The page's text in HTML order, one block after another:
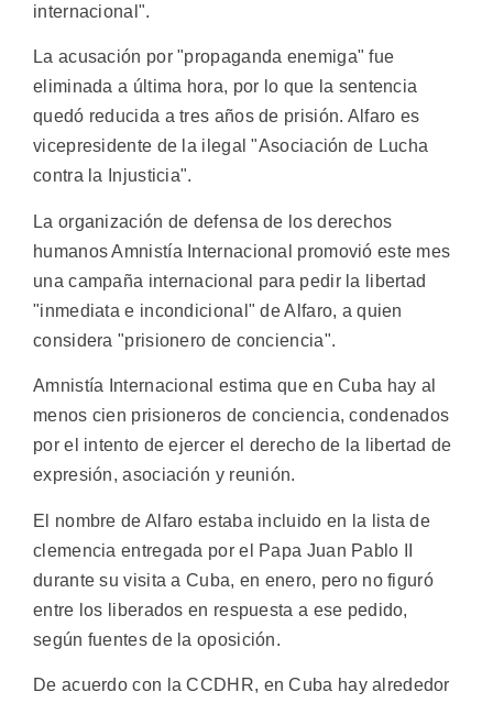
internacional".
La acusación por "propaganda enemiga" fue
eliminada a última hora, por lo que la sentencia
quedó reducida a tres años de prisión. Alfaro es
vicepresidente de la ilegal "Asociación de Lucha
contra la Injusticia".
La organización de defensa de los derechos
humanos Amnistía Internacional promovió este mes
una campaña internacional para pedir la libertad
"inmediata e incondicional" de Alfaro, a quien
considera "prisionero de conciencia".
Amnistía Internacional estima que en Cuba hay al
menos cien prisioneros de conciencia, condenados
por el intento de ejercer el derecho de la libertad de
expresión, asociación y reunión.
El nombre de Alfaro estaba incluido en la lista de
clemencia entregada por el Papa Juan Pablo II
durante su visita a Cuba, en enero, pero no figuró
entre los liberados en respuesta a ese pedido,
según fuentes de la oposición.
De acuerdo con la CCDHR, en Cuba hay alrededor